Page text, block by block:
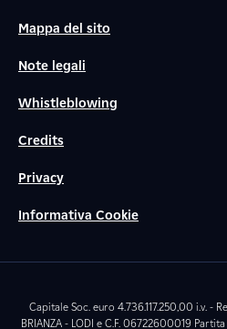
Mappa del sito
Note legali
Whistleblowing
Credits
Privacy
Informativa Cookie
Capitale Soc. euro 4.736.117.250,00 i.v. -
BRIANZA - LODI e C.F. 06722600019